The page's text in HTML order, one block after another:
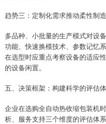
趋势三：定制化需求推动柔性制
多品种、小批量的生产模式对设
功能、快速换模技术、参数记忆
在选型时应重点考察设备的适应
的设备闲置。
五、决策框架：构建科学的评估
企业在选购全自动热收缩包装机
析、服务支持三个维度的评估体系